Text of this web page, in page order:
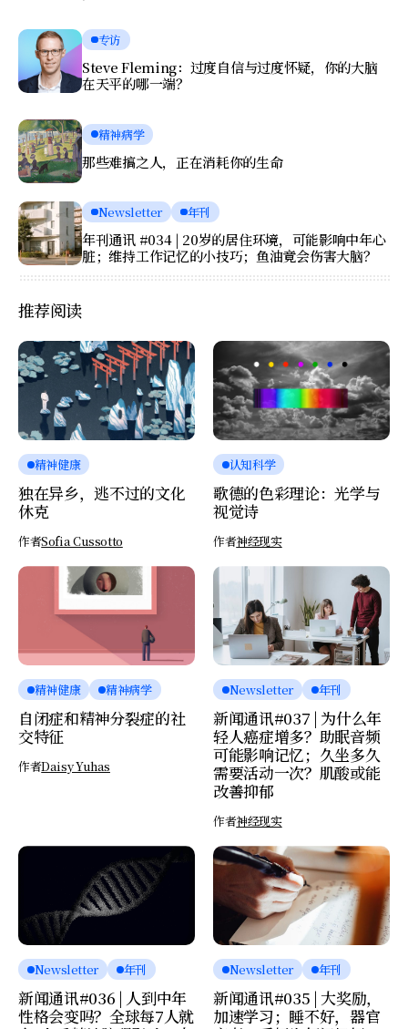
专访
Steve Fleming：过度自信与过度怀疑，你的大脑
在天平的哪一端？
精神病学
那些难搞之人，正在消耗你的生命
Newsletter 年刊
年刊通讯 #034 | 20岁的居住环境，可能影响中年心
脏；维持工作记忆的小技巧；鱼油竟会伤害大脑？
推荐阅读
精神健康
独在异乡，逃不过的文化
休克
作者Sofia Cussotto
认知科学
歌德的色彩理论：光学与
视觉诗
作者神经现实
精神健康 精神病学
自闭症和精神分裂症的社
交特征
作者Daisy Yuhas
Newsletter 年刊
新闻通讯#037 | 为什么年
轻人癌症增多？助眠音频
可能影响记忆；久坐多久
需要活动一次？肌酸或能
改善抑郁
作者神经现实
Newsletter 年刊
新闻通讯#036 | 人到中年
性格会变吗？全球每7人就
Newsletter 年刊
新闻通讯#035 | 大奖励，
加速学习；睡不好，器官